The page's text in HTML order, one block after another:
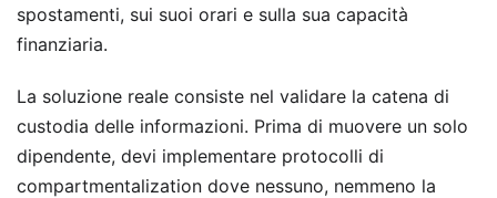
spostamenti, sui suoi orari e sulla sua capacità
finanziaria.
La soluzione reale consiste nel validare la catena di
custodia delle informazioni. Prima di muovere un solo
dipendente, devi implementare protocolli di
compartmentalization dove nessuno, nemmeno la